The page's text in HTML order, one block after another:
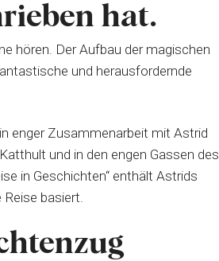
hat.
hören. Der Aufbau der magischen
und herausfordernde
enger Zusammenarbeit mit Astrid
und in den engen Gassen des
in Geschichten“ enthält Astrids
basiert.